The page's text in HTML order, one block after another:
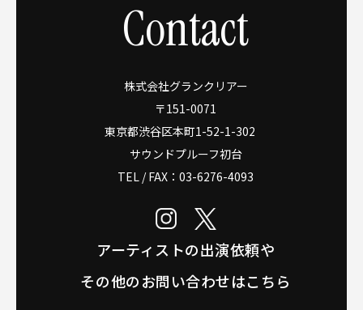
Contact
株式会社グランクリアー
〒151-0071
東京都渋谷区本町1-52-1-302
サウンドプルーフ初台
TEL / FAX：03-6276-4093
アーティストの出演依頼や
その他のお問い合わせはこちら